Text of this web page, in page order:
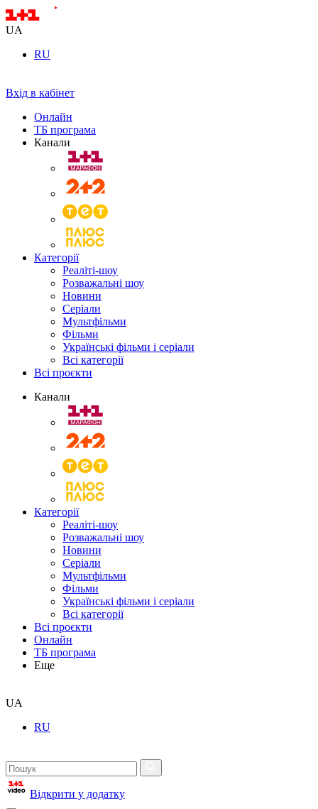
UA
RU
Вхід в кабінет
Онлайн
ТБ програма
Канали
Категорії
Реаліті-шоу
Розважальні шоу
Новини
Серіали
Мультфільми
Фільми
Українські фільми і серіали
Всі категорії
Всі проєкти
Канали
Категорії
Реаліті-шоу
Розважальні шоу
Новини
Серіали
Мультфільми
Фільми
Українські фільми і серіали
Всі категорії
Всі проєкти
Онлайн
ТБ програма
Еще
UA
RU
Відкрити у додатку